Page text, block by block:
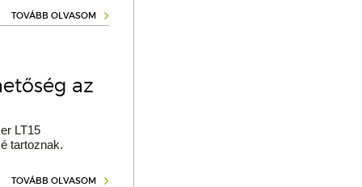
TOVÁBB OLVASOM
az
LT15
tartoznak.
TOVÁBB OLVASOM